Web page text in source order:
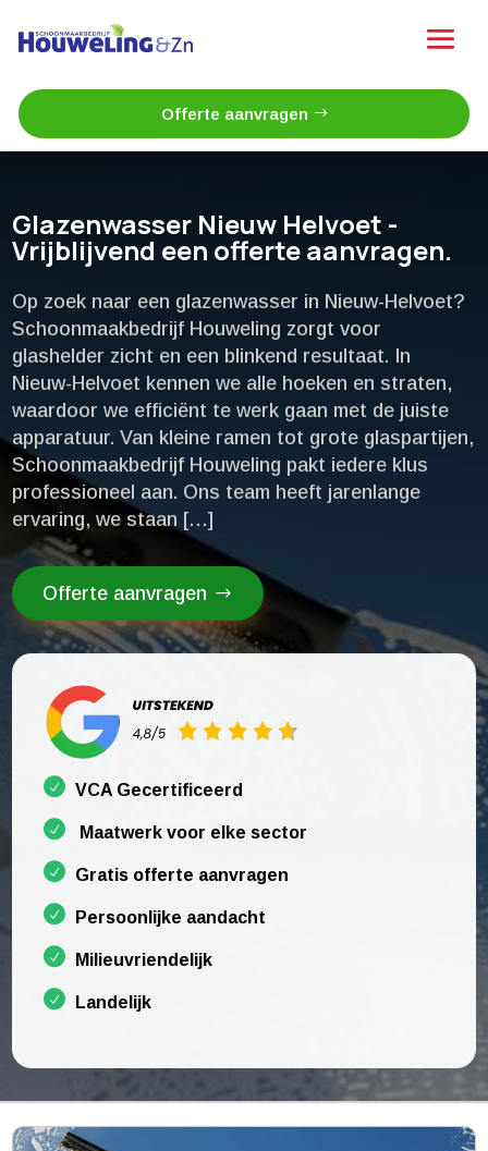
Offerte aanvragen
Glazenwasser Nieuw Helvoet -
Vrijblijvend een offerte aanvragen.
Op zoek naar een glazenwasser in Nieuw-Helvoet?
Schoonmaakbedrijf Houweling zorgt voor
glashelder zicht en een blinkend resultaat.​ In
Nieuw-Helvoet kennen we alle hoeken en straten,
waardoor we efficiënt te werk gaan met de juiste
apparatuur.​ Van kleine ramen tot grote glaspartijen,
Schoonmaakbedrijf Houweling pakt iedere klus
professioneel aan.​ Ons team heeft jarenlange
ervaring, we staan […]
Offerte aanvragen
VCA Gecertificeerd
Maatwerk voor elke sector
Gratis offerte aanvragen
Persoonlijke aandacht
Milieuvriendelijk
Landelijk